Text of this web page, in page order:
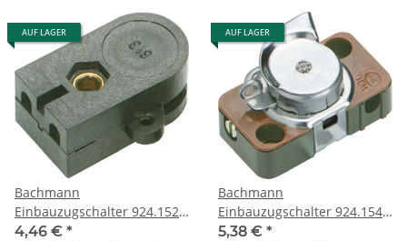
AUF LAGER
Bachmann
Einbauzugschalter 924.152
1polig
4,46 € *
AUF LAGER
Bachmann
Einbauzugschalter 924.154
1polig
5,38 € *